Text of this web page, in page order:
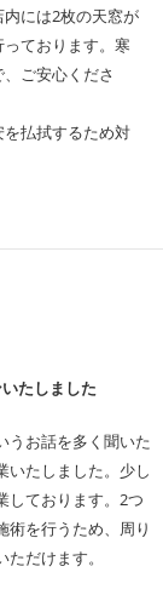
には2枚の天窓が
ております。寒
ご安心くださ
払拭するため対
たしました
うお話を多く聞いた
いたしました。少し
しております。2つ
術を行うため、周り
だけます。